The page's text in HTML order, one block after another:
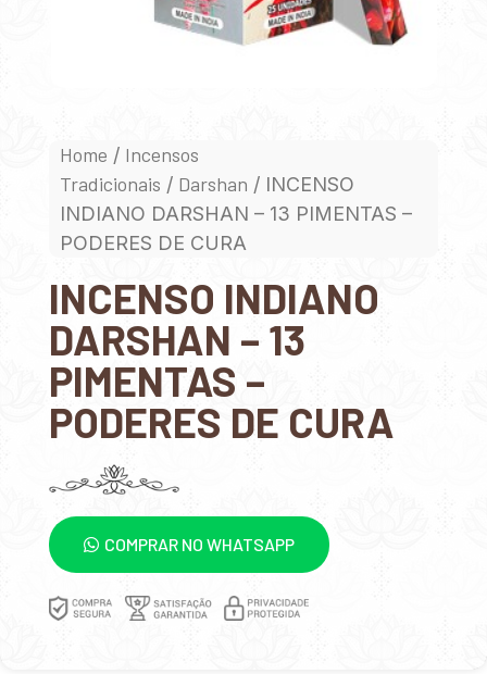
Home / Incensos
Tradicionais / Darshan / INCENSO
INDIANO DARSHAN – 13 PIMENTAS –
PODERES DE CURA
INCENSO INDIANO
DARSHAN – 13
PIMENTAS –
PODERES DE CURA
COMPRAR NO WHATSAPP